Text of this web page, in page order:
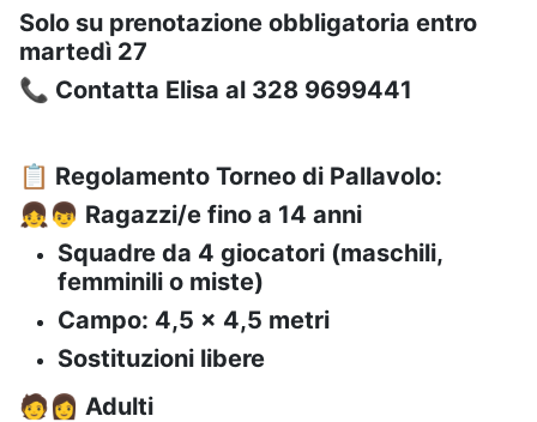
Solo su prenotazione obbligatoria entro
martedì 27
📞 Contatta Elisa al 328 9699441
📋 Regolamento Torneo di Pallavolo:
👧👦 Ragazzi/e fino a 14 anni
Squadre da 4 giocatori (maschili,
femminili o miste)
Campo: 4,5 x 4,5 metri
Sostituzioni libere
🧑👩 Adulti